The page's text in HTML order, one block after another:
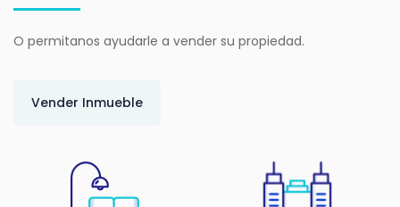
O permitanos ayudarle a vender su propiedad.
Vender Inmueble